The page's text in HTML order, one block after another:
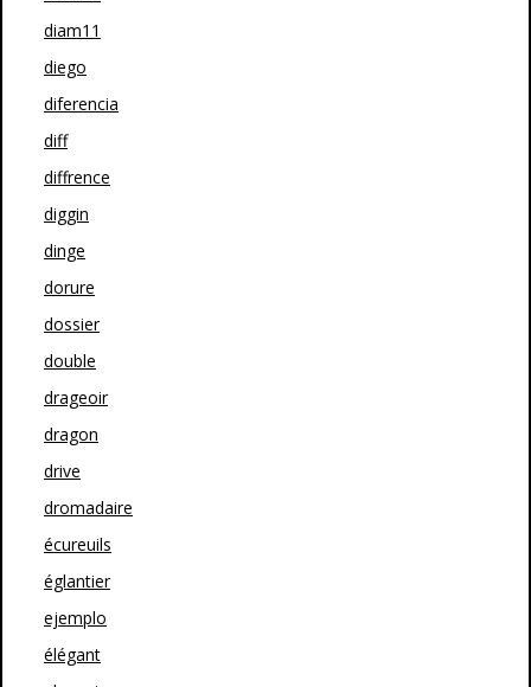
diam11
diego
diferencia
diff
diffrence
diggin
dinge
dorure
dossier
double
drageoir
dragon
drive
dromadaire
écureuils
églantier
ejemplo
élégant